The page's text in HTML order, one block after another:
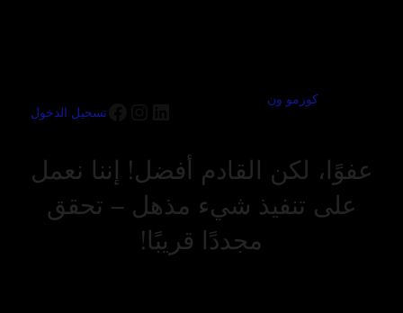
كوزمو ون
تسجيل الدخول
عفوًا، لكن القادم أفضل! إننا نعمل
على تنفيذ شيء مذهل – تحقق
مجددًا قريبًا!